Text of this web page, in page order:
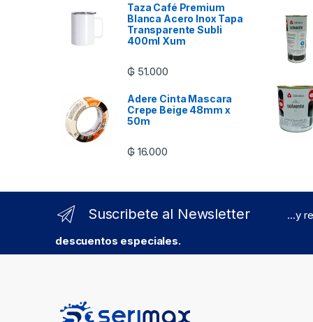
Taza Café Premium
Blanca Acero Inox Tapa
Transparente Subli
400ml Xum
₲ 51.000
Adere Cinta Mascara
Crepe Beige 48mm x
50m
₲ 16.000
Suscribete al Newsletter
...y
descuentos especiales.